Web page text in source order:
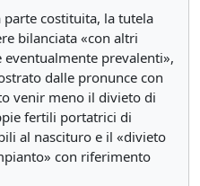
costituita, la tutela
bilanciata «con altri
prevalenti»,
dalle pronunce con
venir meno il divieto di
fertili portatrici di
al nascituro e il «divieto
con riferimento